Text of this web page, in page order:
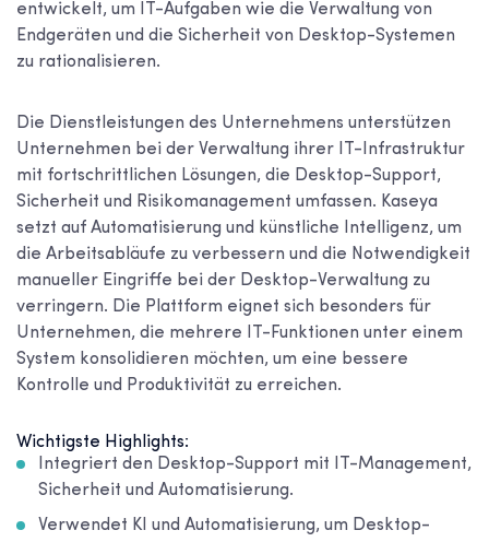
entwickelt, um IT-Aufgaben wie die Verwaltung von
Endgeräten und die Sicherheit von Desktop-Systemen
zu rationalisieren.
Die Dienstleistungen des Unternehmens unterstützen
Unternehmen bei der Verwaltung ihrer IT-Infrastruktur
mit fortschrittlichen Lösungen, die Desktop-Support,
Sicherheit und Risikomanagement umfassen. Kaseya
setzt auf Automatisierung und künstliche Intelligenz, um
die Arbeitsabläufe zu verbessern und die Notwendigkeit
manueller Eingriffe bei der Desktop-Verwaltung zu
verringern. Die Plattform eignet sich besonders für
Unternehmen, die mehrere IT-Funktionen unter einem
System konsolidieren möchten, um eine bessere
Kontrolle und Produktivität zu erreichen.
Wichtigste Highlights:
Integriert den Desktop-Support mit IT-Management,
Sicherheit und Automatisierung.
Verwendet KI und Automatisierung, um Desktop-